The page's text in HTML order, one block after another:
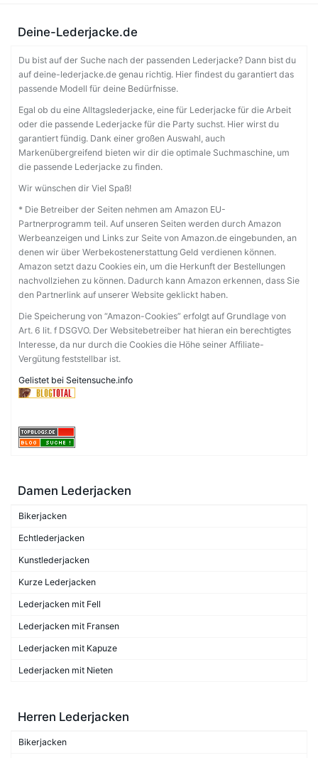
Deine-Lederjacke.de
Du bist auf der Suche nach der passenden Lederjacke? Dann bist du
auf deine-lederjacke.de genau richtig. Hier findest du garantiert das
passende Modell für deine Bedürfnisse.
Egal ob du eine Alltagslederjacke, eine für Lederjacke für die Arbeit
oder die passende Lederjacke für die Party suchst. Hier wirst du
garantiert fündig. Dank einer großen Auswahl, auch
Markenübergreifend bieten wir dir die optimale Suchmaschine, um
die passende Lederjacke zu finden.
Wir wünschen dir Viel Spaß!
* Die Betreiber der Seiten nehmen am Amazon EU-
Partnerprogramm teil. Auf unseren Seiten werden durch Amazon
Werbeanzeigen und Links zur Seite von Amazon.de eingebunden, an
denen wir über Werbekostenerstattung Geld verdienen können.
Amazon setzt dazu Cookies ein, um die Herkunft der Bestellungen
nachvollziehen zu können. Dadurch kann Amazon erkennen, dass Sie
den Partnerlink auf unserer Website geklickt haben.
Die Speicherung von “Amazon-Cookies” erfolgt auf Grundlage von
Art. 6 lit. f DSGVO. Der Websitebetreiber hat hieran ein berechtigtes
Interesse, da nur durch die Cookies die Höhe seiner Affiliate-
Vergütung feststellbar ist.
Gelistet bei Seitensuche.info
Damen Lederjacken
Bikerjacken
Echtlederjacken
Kunstlederjacken
Kurze Lederjacken
Lederjacken mit Fell
Lederjacken mit Fransen
Lederjacken mit Kapuze
Lederjacken mit Nieten
Herren Lederjacken
Bikerjacken